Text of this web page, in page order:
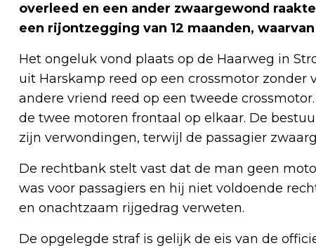
overleed en een ander zwaargewond
een rijontzegging van 12 maanden,
Het ongeluk vond plaats op de Haarweg in
uit Harskamp reed op een crossmotor zonder
andere vriend reed op een tweede
de twee motoren frontaal op elkaar. De
zijn verwondingen, terwijl de passagier
De rechtbank stelt vast dat de man geen
was voor passagiers en hij niet voldoende
en onachtzaam rijgedrag verweten.
De opgelegde straf is gelijk de eis van de